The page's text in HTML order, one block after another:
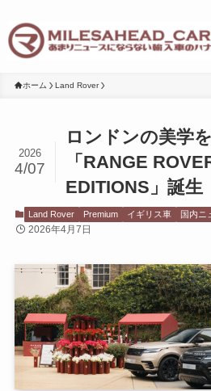
ホーム Land Rover
ロンドンの美学
「RANGE
EDITIONS」誕生
2026
4/07
Land Rover Premium イギリス車 国内ニ
2026年4月7日